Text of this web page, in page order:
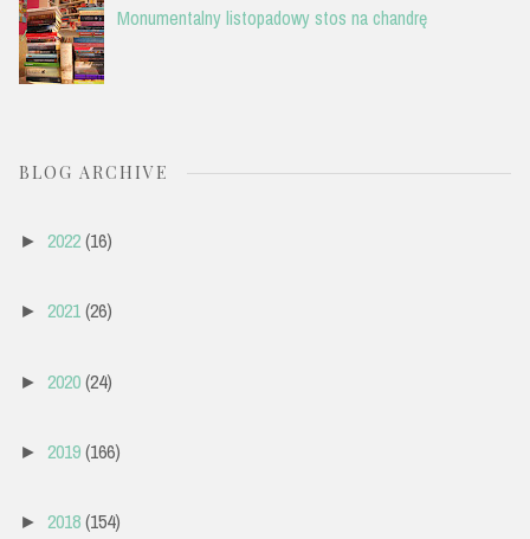
Monumentalny listopadowy stos na chandrę
BLOG ARCHIVE
► 2022(16)
► 2021(26)
► 2020(24)
► 2019(166)
► 2018(154)